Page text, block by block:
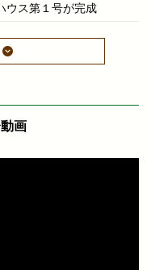
ス第１号が完成
画